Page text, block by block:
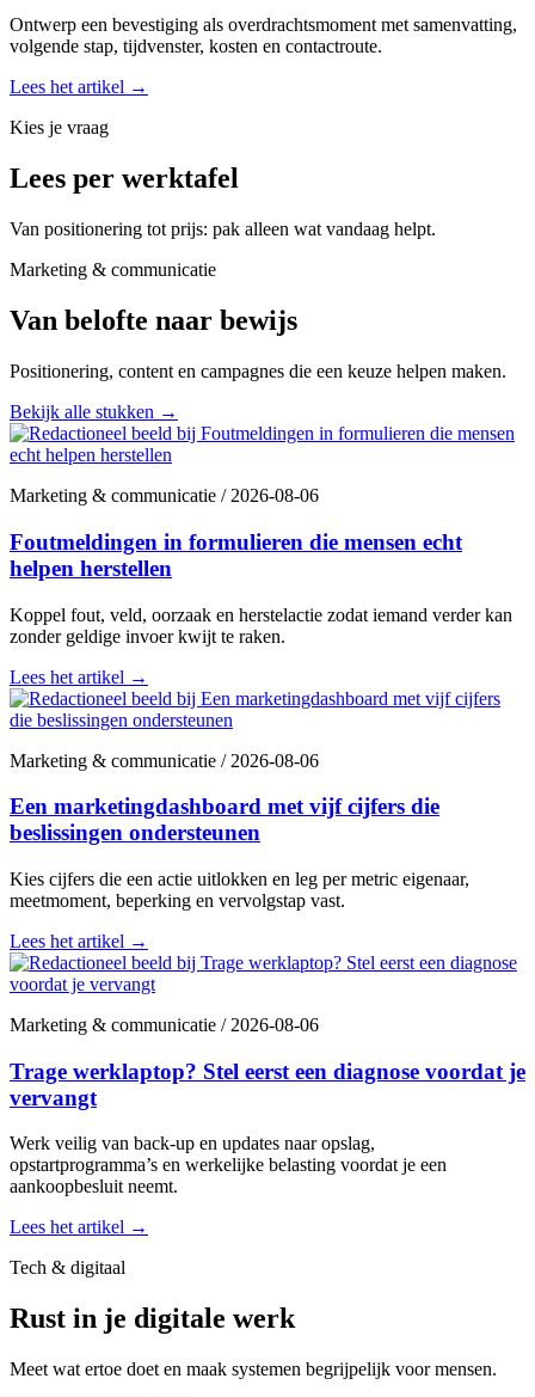
Ontwerp een bevestiging als overdrachtsmoment met samenvatting,
volgende stap, tijdvenster, kosten en contactroute.
Lees het artikel →
Kies je vraag
Lees per werktafel
Van positionering tot prijs: pak alleen wat vandaag helpt.
Marketing & communicatie
Van belofte naar bewijs
Positionering, content en campagnes die een keuze helpen maken.
Bekijk alle stukken →
Marketing & communicatie /2026-08-06
Foutmeldingen in formulieren die mensen echt
helpen herstellen
Koppel fout, veld, oorzaak en herstelactie zodat iemand verder kan
zonder geldige invoer kwijt te raken.
Lees het artikel →
Marketing & communicatie /2026-08-06
Een marketingdashboard met vijf cijfers die
beslissingen ondersteunen
Kies cijfers die een actie uitlokken en leg per metric eigenaar,
meetmoment, beperking en vervolgstap vast.
Lees het artikel →
Marketing & communicatie /2026-08-06
Trage werklaptop? Stel eerst een diagnose voordat je
vervangt
Werk veilig van back-up en updates naar opslag,
opstartprogramma’s en werkelijke belasting voordat je een
aankoopbesluit neemt.
Lees het artikel →
Tech & digitaal
Rust in je digitale werk
Meet wat ertoe doet en maak systemen begrijpelijk voor mensen.